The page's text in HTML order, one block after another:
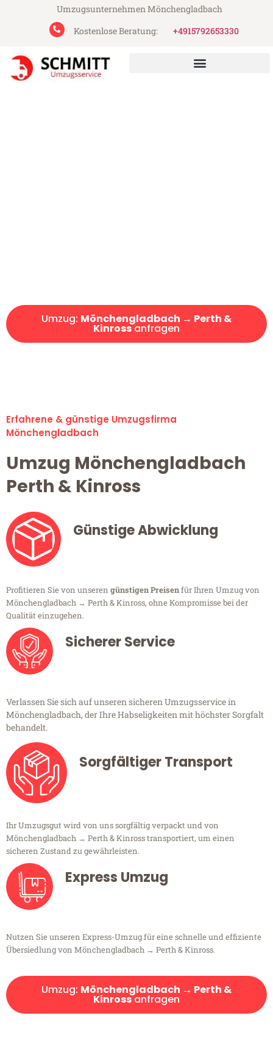
Umzugsunternehmen Mönchengladbach
Kostenlose Beratung:
+4915792653330
Umzug: Mönchengladbach → Perth &
Kinrossanfragen
Erfahrene & günstige Umzugsfirma
Mönchengladbach
Umzug Mönchengladbach
Perth & Kinross
Günstige Abwicklung
Profitieren Sie von unseren günstigen Preisenfür Ihren Umzug von
Mönchengladbach → Perth & Kinross, ohne Kompromisse bei der
Qualität einzugehen.
Sicherer Service
Verlassen Sie sich auf unseren sicheren Umzugsservice in
Mönchengladbach, der Ihre Habseligkeiten mit höchster Sorgfalt
behandelt.
Sorgfältiger Transport
Ihr Umzugsgut wird von uns sorgfältig verpackt und von
Mönchengladbach → Perth & Kinross transportiert, um einen
sicheren Zustand zu gewährleisten.
Express Umzug
Nutzen Sie unseren Express-Umzug für eine schnelle und effiziente
Übersiedlung von Mönchengladbach → Perth & Kinross.
Umzug: Mönchengladbach → Perth &
Kinrossanfragen